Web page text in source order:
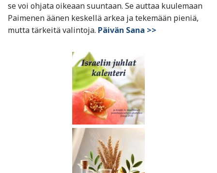
se voi ohjata oikeaan suuntaan. Se auttaa kuulemaan
Paimenen äänen keskellä arkea ja tekemään pieniä,
mutta tärkeitä valintoja. Päivän Sana >>